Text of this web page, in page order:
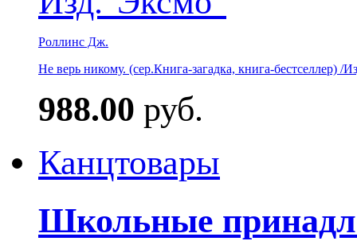
Роллинс Дж.
Не верь никому. (сер.Книга-загадка, книга-бестселлер) /
988.00 руб.
Канцтовары
Школьные